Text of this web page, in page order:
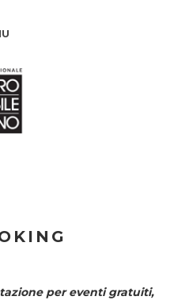
per eventi gratuiti,